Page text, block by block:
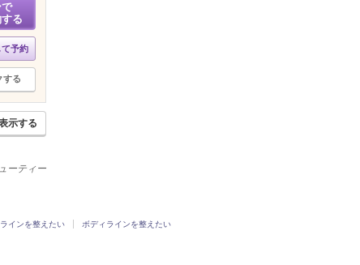
る
予約
する
示する
ーティー
インを整えたい ボディラインを整えたい